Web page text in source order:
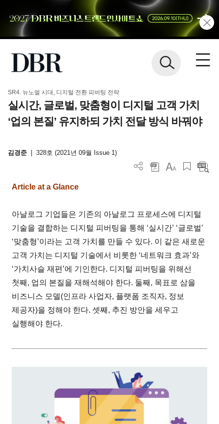
SR4. 뉴노멀 시대, 디지털 전환 피버팅 전략
실시간, 글로벌, 맞춤형이 디지털 고객 가치
‘업의 본질’ 유지하되 가치 전달 방식 바꿔야
김경준 328호 (2021년 09월 Issue 1)
Article at a Glance
아날로그 기업들은 기존의 아날로그 프로세스에 디지털
기술을 결합하는 디지털 피버팅을 통해 ‘실시간’ ‘글로벌’
‘맞춤형’이라는 고객 가치를 만들 수 있다. 이 같은 새로운
고객 가치는 디지털 기술에서 비롯한 ‘네트워크 효과’와
‘가치사슬 재편’에 기인한다. 디지털 피버팅을 위해선
첫째, 업의 본질을 재해석해야 한다. 둘째, 목표로 삼을
비즈니스 모델(인프라 사업자, 플랫폼 조직자, 정보
제공자)을 정해야 한다. 셋째, 추진 방안을 세우고
실행해야 한다.